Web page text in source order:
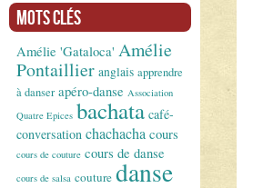
Mots clés
Amélie 'Gataloca' Amélie
Pontaillier anglais apprendre
à danser apéro-danse Association
Quatre Epices bachata café-
conversation chachacha cours
cours de couture cours de danse
cours de salsa couture danse